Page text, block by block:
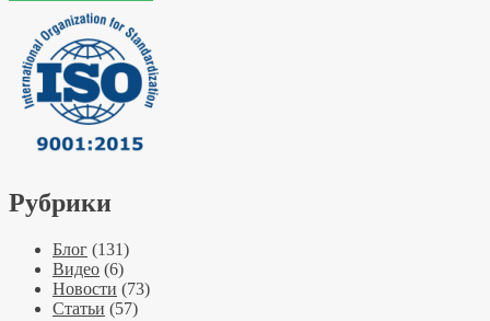
Рубрики
Блог (131)
Видео (6)
Новости (73)
Статьи (57)